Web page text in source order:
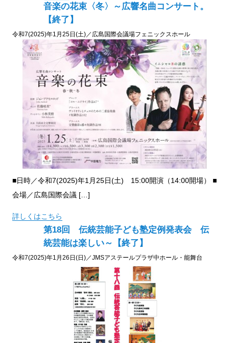
音楽の花束〈冬〉～広響名曲コンサート。
【終了】
令和7(2025)年1月25日(土)／広島国際会議場フェニックスホール
■日時／令和7(2025)年1月25日(土) 15:00開演（14:00開場） ■
会場／広島国際会議 […]
詳しくはこちら
第18回 伝統芸能子ども塾定例発表会 伝
統芸能は楽しい～【終了】
令和7(2025)年1月26日(日)／JMSアステールプラザ中ホール・能舞台